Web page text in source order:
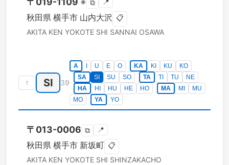
※ ⧉ 📍
秋田県 横手市 山内大沢 📋
AKITA KEN YOKOTE SHI SANNAI OSAWA
↑ SI 39
A U E O KA KI KU
KO
SA
SI SU SO TA TI TU
NE
HA
HI HU HE HO MA MI
MU
MO
YA YO
〒 013-0006 ⧉ 📍
秋田県 横手市 新坂町 📋
AKITA KEN YOKOTE SHI SHINZAKACHO